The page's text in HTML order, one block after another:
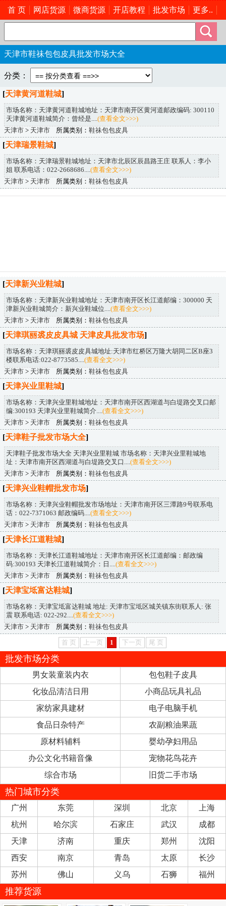
首 页 网店货源 微商货源 开店教程 批发市场 更多..
天津市鞋祙包包皮具批发市场大全
分类：
[天津黄河道鞋城]
市场名称：天津黄河道鞋城地址：天津市南开区黄河道邮政编码: 300110
天津黄河道鞋城简介：曾经是....(查看全文>>>)
天津市 > 天津市 所属类别： 鞋祙包包皮具
[天津瑞景鞋城]
市场名称：天津瑞景鞋城地址：天津市北辰区辰昌路王庄 联系人：李小
姐 联系电话：022-2668686....(查看全文>>>)
天津市 > 天津市 所属类别： 鞋祙包包皮具
[天津新兴业鞋城]
市场名称：天津新兴业鞋城地址：天津市南开区长江道邮编：300000 天
津新兴业鞋城简介：新兴业鞋城位.... (查看全文>>>)
天津市 > 天津市 所属类别： 鞋祙包包皮具
[天津琪丽裘皮皮具城 天津皮具批发市场]
市场名称：天津琪丽裘皮皮具城地址:天津市红桥区万隆大胡同二区B座3
楼联系电话:022-8773585.... (查看全文>>>)
天津市 > 天津市 所属类别： 鞋祙包包皮具
[天津兴业里鞋城]
市场名称：天津兴业里鞋城地址：天津市南开区西湖道与白堤路交叉口邮
编:300193 天津兴业里鞋城简介.... (查看全文>>>)
天津市 > 天津市 所属类别： 鞋祙包包皮具
[天津鞋子批发市场大全]
天津鞋子批发市场大全 天津兴业里鞋城 市场名称：天津兴业里鞋城地
址：天津市南开区西湖道与白堤路交叉口.... (查看全文>>>)
天津市 > 天津市 所属类别： 鞋祙包包皮具
[天津兴业鞋帽批发市场]
市场名称：天津兴业鞋帽批发市场地址：天津市南开区三潭路9号联系电
话：022-7371063 邮政编码.... (查看全文>>>)
天津市 > 天津市 所属类别： 鞋祙包包皮具
[天津长江道鞋城]
市场名称：天津长江道鞋城地址：天津市南开区长江道邮编：邮政编
码:300193 天津长江道鞋城简介：日.... (查看全文>>>)
天津市 > 天津市 所属类别： 鞋祙包包皮具
[天津宝坻富达鞋城]
市场名称：天津宝坻富达鞋城 地址: 天津市宝坻区城关镇东街联系人: 张
震 联系电话: 022-292.... (查看全文>>>)
天津市 > 天津市 所属类别： 鞋祙包包皮具
首 页 上一页 1 下一页 尾 页
批发市场分类
男女装童装内衣
包包鞋子皮具
化妆品清洁日用
小商品玩具礼品
家纺家具建材
电子电脑手机
食品日杂特产
农副粮油果蔬
原材料辅料
婴幼孕妇用品
办公文化书籍音像
宠物花鸟花卉
综合市场
旧货二手市场
热门城市分类
广州 东莞 深圳 北京
上海
杭州
哈尔滨 石家庄 武汉
成都
天津
济南 重庆 郑州
沈阳
西安
南京 青岛 太原
长沙
苏州
佛山 义乌 石狮 福州
推荐货源